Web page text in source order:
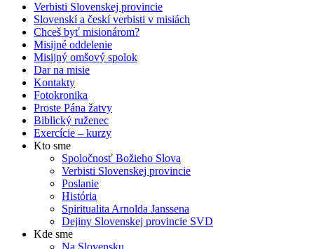
Verbisti Slovenskej provincie
Slovenskí a českí verbisti v misiách
Chceš byť misionárom?
Misijné oddelenie
Misijný omšový spolok
Dar na misie
Kontakty
Fotokronika
Proste Pána žatvy
Biblický ruženec
Exercície – kurzy
Kto sme
Spoločnosť Božieho Slova
Verbisti Slovenskej provincie
Poslanie
História
Spiritualita Arnolda Janssena
Dejiny Slovenskej provincie SVD
Kde sme
Na Slovensku